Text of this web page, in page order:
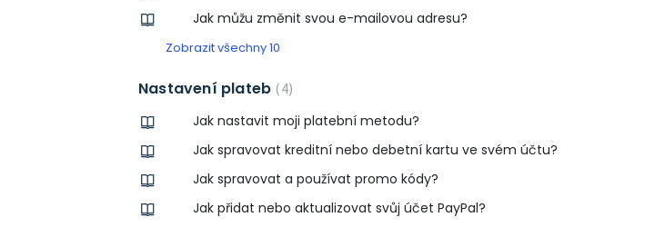
Jak můžu změnit svou e-mailovou adresu?
Zobrazit všechny 10
Nastavení plateb 4
Jak nastavit moji platební metodu?
Jak spravovat kreditní nebo debetní kartu ve svém účtu?
Jak spravovat a používat promo kódy?
Jak přidat nebo aktualizovat svůj účet PayPal?